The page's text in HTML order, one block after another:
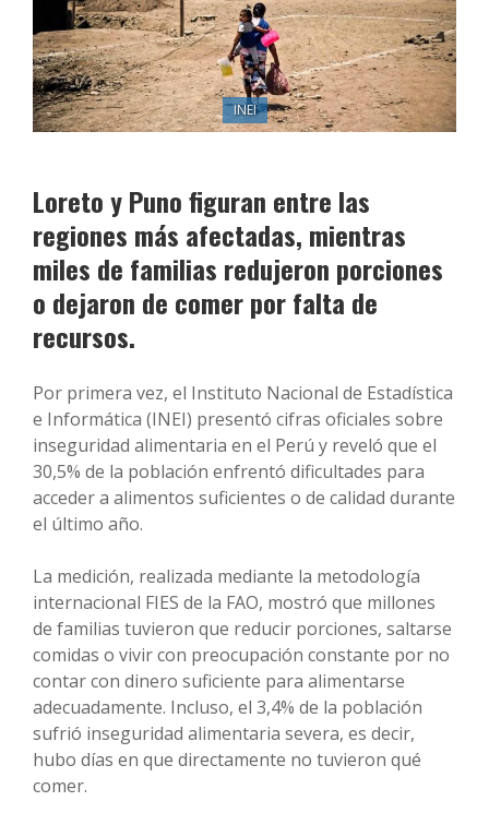
INEI
Loreto y Puno figuran entre las
regiones más afectadas, mientras
miles de familias redujeron porciones
o dejaron de comer por falta de
recursos.
Por primera vez, el Instituto Nacional de Estadística
e Informática (INEI) presentó cifras oficiales sobre
inseguridad alimentaria en el Perú y reveló que el
30,5% de la población enfrentó dificultades para
acceder a alimentos suficientes o de calidad durante
el último año.
La medición, realizada mediante la metodología
internacional FIES de la FAO, mostró que millones
de familias tuvieron que reducir porciones, saltarse
comidas o vivir con preocupación constante por no
contar con dinero suficiente para alimentarse
adecuadamente. Incluso, el 3,4% de la población
sufrió inseguridad alimentaria severa, es decir,
hubo días en que directamente no tuvieron qué
comer.